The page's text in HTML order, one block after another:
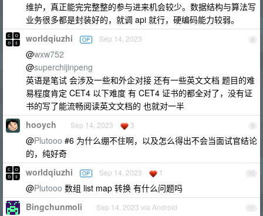
维护，真正能完完整整的参与进来机会较少。数据结构与算法写
业务很多都是封装好的，就调 api 就行，硬编码能力较弱。
8
worldqiuzhi OP Sep 14, 2023
@wxw752
@superchijinpeng
英语是笔试 会涉及一些和外企对接 还有一些英文文档 题目的难
易程度肯定 CET4 以下难度 有 CET4 证书的都全对了，没有证
书的写了能流畅阅读英文文档的 也就对一半
9
hooych Sep 14, 2023 3
@Plutooo #6 为什么绷不住啊，以及怎么得出不会当面试官结论
的，纯好奇
10
worldqiuzhi OP Sep 14, 2023 1
@Plutooo 数组 list map 转换 有什么问题吗
11
Bingchunmoli Sep 14, 2023 via Android